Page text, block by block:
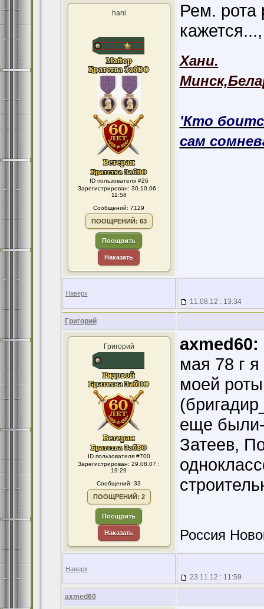
hani
ID пользователя #26
Зарегистрирован: 30.10.06 :
11:58
Сообщений: 7129
ПООЩРЕНИЙ: 63
Поощрить
Наказать
Рем. рота
Хани.
'Кто
сам
Наверх
11.08.12 : 13:34
Григорий
Григорий
ID пользователя #700
Зарегистрирован: 29.08.07 :
19:29
Сообщений: 33
ПООЩРЕНИЙ: 2
Поощрить
Наказать
axmed60:
мая 78 г
моей
еще
Затеев,
Россия
Наверх
23.11.12 : 11:59
axmed60